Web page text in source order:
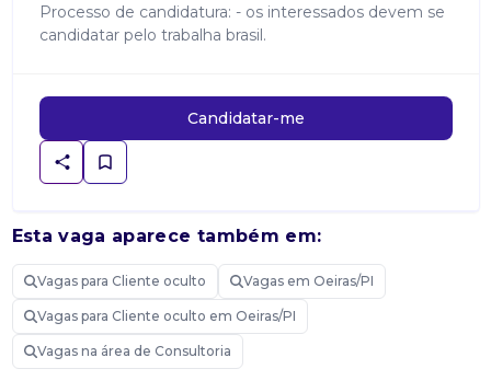
Processo de candidatura: - os interessados devem se
candidatar pelo trabalha brasil.
Candidatar-me
Esta vaga aparece também em:
Vagas para Cliente oculto Vagas em Oeiras/PI
Vagas para Cliente oculto em Oeiras/PI
Vagas na área de Consultoria